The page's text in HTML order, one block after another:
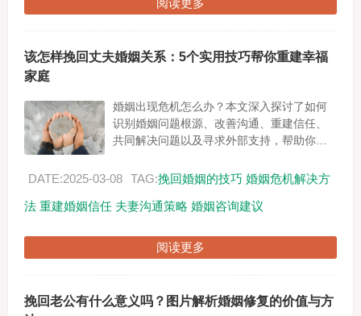
阅读更多
该怎样挽回丈夫婚姻关系：5个实用技巧帮你重建幸福
家庭
婚姻出现危机怎么办？本文深入探讨了如何
识别婚姻问题根源、改善沟通、重建信任、
共同解决问题以及寻求外部支持，帮助你一
DATE:2025-03-08 TAG:挽回婚姻的技巧 婚姻危机解决方
法 重建婚姻信任 夫妻沟通策略 婚姻咨询建议
阅读更多
挽回老公有什么意义吗？图片解析婚姻修复的价值与方